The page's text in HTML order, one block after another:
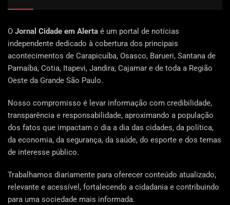
O Jornal Cidade em Alerta é um portal de notícias
independente dedicado à cobertura dos principais
acontecimentos de Carapicuíba, Osasco, Barueri, Santana de
Parnaíba, Cotia, Itapevi, Jandira, Cajamar e de toda a Região
Oeste da Grande São Paulo.
Nosso compromisso é levar informação com credibilidade,
transparência e responsabilidade, aproximando a população
dos fatos que impactam o dia a dia das cidades, da política,
da economia, da segurança, da saúde, do esporte e dos temas
de interesse público.
Trabalhamos diariamente para oferecer conteúdo atualizado,
relevante e acessível, fortalecendo a cidadania e contribuindo
para uma sociedade mais informada.